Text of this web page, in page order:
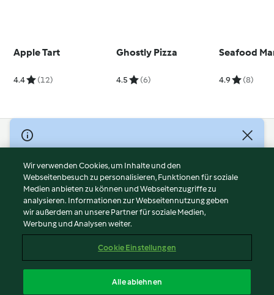
Apple Tart
4.4 (12)
Ghostly Pizza
4.5 (6)
Seafood
4.9 (8)
© Copyright 2026
Nutzungsbedingungen
Datenschutzrichtlinien
Disclaimer
Impressum
Cookies
Abo kündigen
Erklärung zur Barrierefreiheit
Wir verwenden Cookies, um Inhalte und den
Webseitenbesuch zu personalisieren, Funktionen für soziale
Medien anbieten zu können und Webseitenzugriffe zu
analysieren. Informationen zur Webseitennutzung geben
wir außerdem an unsere Partner für soziale Medien,
Werbung und Analysen weiter.
Cookie Einstellungen
Alle ablehnen